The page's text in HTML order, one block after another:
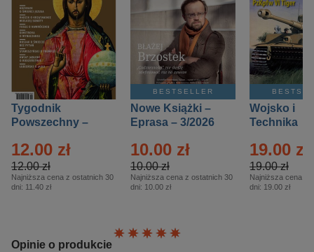
Tygodnik
Powszechny –
12.00 zł
12.00 zł
Najniższa cena z ostatnich 30
dni: 11.40 zł
BESTSELLER
Nowe Książki –
Eprasa – 3/2026
10.00 zł
10.00 zł
Najniższa cena z ostatnich 30
dni: 10.00 zł
Wojsko i
Technika
– 2/2026
19.00 zł
19.00 zł
Najniższa cena z
dni: 19.00 zł
Opinie o produkcie
Ocena: